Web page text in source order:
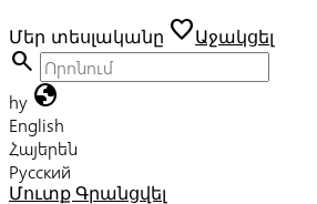
Մեր տեսլականը favoriteԱջակցել
search
hy globe
English
Հայերեն
Русский
Մուտք Գրանցվել